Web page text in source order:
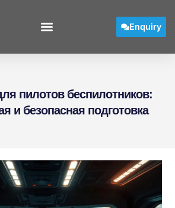
Enquiry
пилотов беспилотников:
и безопасная подготовка